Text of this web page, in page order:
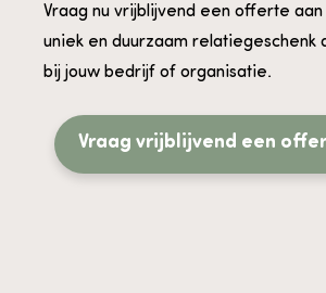
Vraag nu vrijblijvend een offerte
uniek en duurzaam relatiegeschenk
bij jouw bedrijf of organisatie.
Vraag vrijblijvend een